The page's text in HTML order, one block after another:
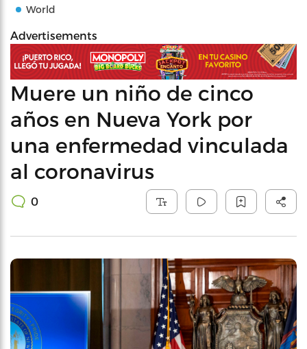
World
Advertisements
Muere un niño de cinco
años en Nueva York por
una enfermedad vinculada
al coronavirus
0